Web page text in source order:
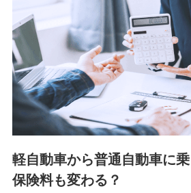
■少額短期保険
株式会社アシロ少額短期保険
SBIいきいき少額短期保険会社
sedai.com/)
SBIペット少額短期保険株式会社
ssi.co.jp/)
SBIリスタ少額短期保険会社
(https://www.jishin.co.jp/)
スマートプラス少額短期保険株式
チューリッヒ少額短期保険株式会
(https://www.zurichssi.co.jp/)
軽自動車から普通自動車に
保険料も変わる？